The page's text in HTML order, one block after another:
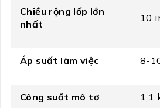
Chiều rộng lốp lớn
nhất
10
Áp suất làm việc 8-
Công suất mô tơ 1,1